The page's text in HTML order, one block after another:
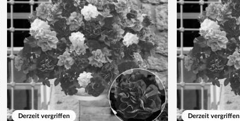
Derzeit vergriffen Derzeit vergriffen